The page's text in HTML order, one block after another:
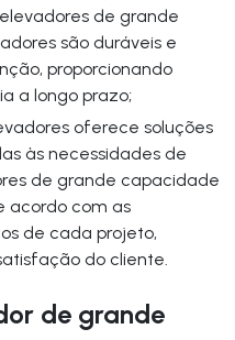
de grande
são duráveis e
proporcionando
a longo prazo;
às necessidades de
de grande capacidade
acordo com as
de cada projeto,
do cliente.
de grande